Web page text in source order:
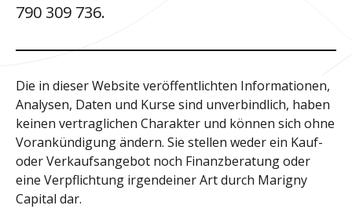
790 309 736.
Die in dieser Website veröffentlichten Informationen,
Analysen, Daten und Kurse sind unverbindlich, haben
keinen vertraglichen Charakter und können sich ohne
Vorankündigung ändern. Sie stellen weder ein Kauf-
oder Verkaufsangebot noch Finanzberatung oder
eine Verpflichtung irgendeiner Art durch Marigny
Capital dar.